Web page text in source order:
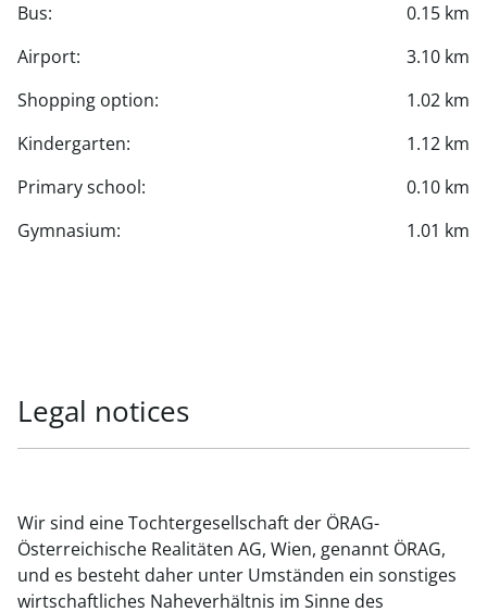
Bus:
0.15 km
Airport:
3.10 km
Shopping option:
1.02 km
Kindergarten:
1.12 km
Primary school:
0.10 km
Gymnasium:
1.01 km
Legal notices
Wir sind eine Tochtergesellschaft der ÖRAG-
Österreichische Realitäten AG, Wien, genannt ÖRAG,
und es besteht daher unter Umständen ein sonstiges
wirtschaftliches Naheverhältnis im Sinne des